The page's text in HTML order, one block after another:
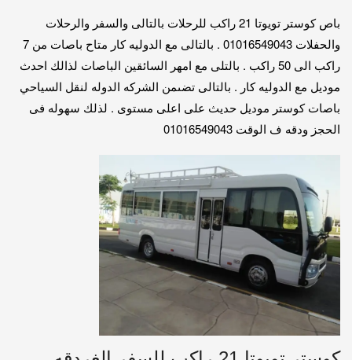
باص كوستر تويوتا 21 راكب للرحلات بالتالى والسفر والرحلات
والحفلات 01016549043 . بالتالى مع الدوليه كار متاح باصات من 7
راكب الى 50 راكب . بالتلى مع امهر السائقين الباصات لذالك احدث
موديل مع الدوليه كار . بالتالى تضىمن الشركه الدوله لنقل السياحي
باصات كوستر موديل حديث على اعلى مستوى . لذلك سهوله فى
الحجز ودقه ف الوقت 01016549043